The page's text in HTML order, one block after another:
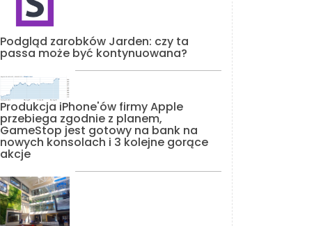
Podgląd zarobków Jarden: czy ta
passa może być kontynuowana?
Produkcja iPhone'ów firmy Apple
przebiega zgodnie z planem,
GameStop jest gotowy na bank na
nowych konsolach i 3 kolejne gorące
akcje